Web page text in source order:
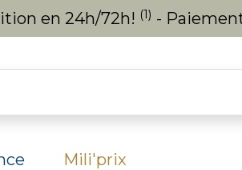
en 24h/72h! (1) -
Mili'prix